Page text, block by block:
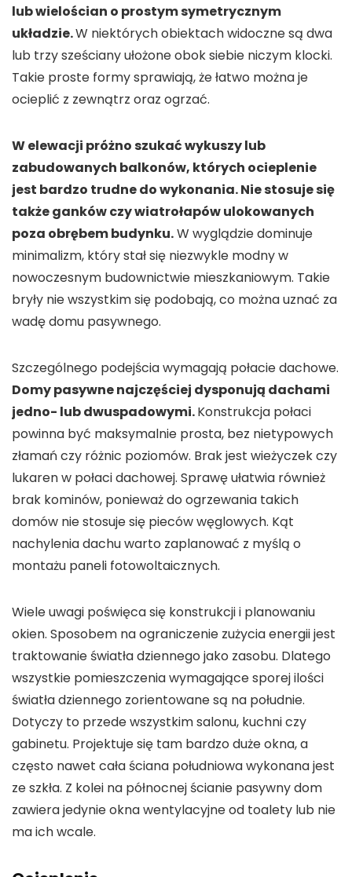
lub wielościan o prostym symetrycznym
układzie.W niektórych obiektach widoczne są dwa
lub trzy sześciany ułożone obok siebie niczym klocki.
Takie proste formy sprawiają, że łatwo można je
ocieplić z zewnątrz oraz ogrzać.
W elewacji próżno szukać wykuszy lub
zabudowanych balkonów, których ocieplenie
jest bardzo trudne do wykonania. Nie stosuje się
także ganków czy wiatrołapów ulokowanych
poza obrębem budynku.W wyglądzie dominuje
minimalizm, który stał się niezwykle modny w
nowoczesnym budownictwie mieszkaniowym. Takie
bryły nie wszystkim się podobają, co można uznać za
wadę domu pasywnego.
Szczególnego podejścia wymagają połacie dachowe.
Domy pasywne najczęściej dysponują dachami
jedno- lub dwuspadowymi.Konstrukcja połaci
powinna być maksymalnie prosta, bez nietypowych
złamań czy różnic poziomów. Brak jest wieżyczek czy
lukaren w połaci dachowej. Sprawę ułatwia również
brak kominów, ponieważ do ogrzewania takich
domów nie stosuje się pieców węglowych. Kąt
nachylenia dachu warto zaplanować z myślą o
montażu paneli fotowoltaicznych.
Wiele uwagi poświęca się konstrukcji i planowaniu
okien. Sposobem na ograniczenie zużycia energii jest
traktowanie światła dziennego jako zasobu. Dlatego
wszystkie pomieszczenia wymagające sporej ilości
światła dziennego zorientowane są na południe.
Dotyczy to przede wszystkim salonu, kuchni czy
gabinetu. Projektuje się tam bardzo duże okna, a
często nawet cała ściana południowa wykonana jest
ze szkła. Z kolei na północnej ścianie pasywny dom
zawiera jedynie okna wentylacyjne od toalety lub nie
ma ich wcale.